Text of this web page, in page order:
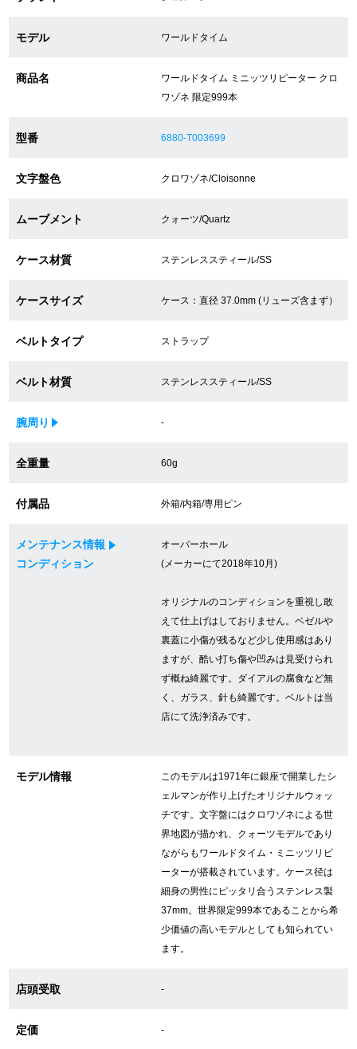
腕時計サイズ調整サービス
店舗受け取りサービス
買取ご成約者様限定5万円クーポン
75%以上保証！中古商品高価買戻し
修理依頼をする
修理・メンテンナンスについて
お客様の声・口コミ
GINZA RASINの中古腕時計について
店舗情報
モデル ワールドタイム
商品名
ワールドタイム ミニッツリピーター クロ
ワゾネ 限定999本
型番 6880-T003699
文字盤色 クロワゾネ/Cloisonne
ムーブメント クォーツ/Quartz
ケース材質 ステンレススティール/SS
ケースサイズ ケース：直径 37.0mm (リューズ含まず）
ベルトタイプ ストラップ
ベルト材質 ステンレススティール/SS
腕周り -
全重量 60g
付属品 外箱/内箱/専用ピン
メンテナンス情報
コンディション
オーバーホール
(メーカーにて2018年10月)
オリジナルのコンディションを重視し敢
えて仕上げはしておりません。ベゼルや
裏蓋に小傷が残るなど少し使用感はあり
ますが、酷い打ち傷や凹みは見受けられ
ず概ね綺麗です。ダイアルの腐食など無
く、ガラス、針も綺麗です。ベルトは当
店にて洗浄済みです。
モデル情報
このモデルは1971年に銀座で開業したシ
ェルマンが作り上げたオリジナルウォッ
チです。文字盤にはクロワゾネによる世
界地図が描かれ、クォーツモデルであり
ながらもワールドタイム・ミニッツリピ
ーターが搭載されています。ケース径は
細身の男性にピッタリ合うステンレス製
37mm。世界限定999本であることから希
少価値の高いモデルとしても知られてい
ます。
店頭受取 -
定価 -